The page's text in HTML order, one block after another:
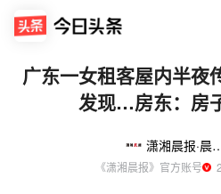
广东一女租客屋内半夜
发现…房东：房
潇湘晨报
《潇湘晨报》官方账号